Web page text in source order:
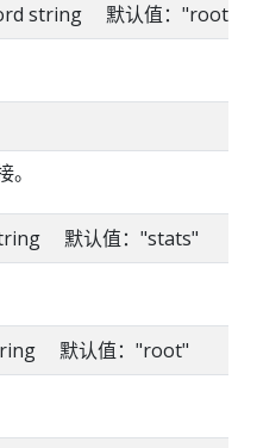
string 默认值："root"
默认值："stats"
默认值："root"